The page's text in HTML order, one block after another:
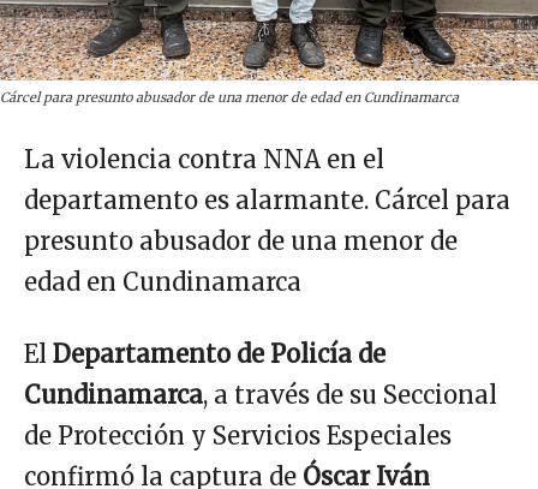
Cárcel para presunto abusador de una menor de edad en Cundinamarca
La violencia contra NNA en el
departamento es alarmante. Cárcel para
presunto abusador de una menor de
edad en Cundinamarca
El Departamento de Policía de
Cundinamarca, a través de su Seccional
de Protección y Servicios Especiales
confirmó la captura de Óscar Iván